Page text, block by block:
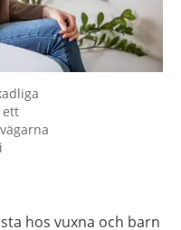
ett
hos vuxna och barn